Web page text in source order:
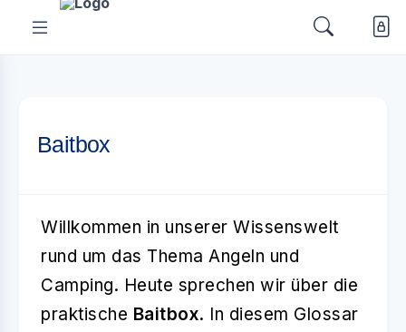
Baitbox
Willkommen in unserer Wissenswelt
rund um das Thema Angeln und
Camping. Heute sprechen wir über die
praktische Baitbox. In diesem Glossar